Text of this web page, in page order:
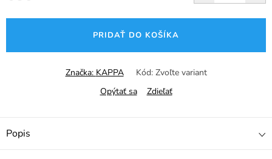
cena:
PRIDAŤ DO KOŠÍKA
Značka: KAPPA Kód: Zvoľte variant
Opýtať sa
Zdieľať
Popis